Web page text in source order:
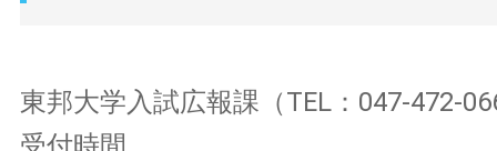
東邦大学入試広報課（TEL：047-472-